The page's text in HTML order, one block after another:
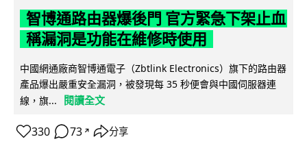
智博通路由器爆後門 官方緊急下架止血
稱漏洞是功能在維修時使用
中國網通廠商智博通電子（Zbtlink Electronics）旗下的路由器
產品爆出嚴重安全漏洞，被發現每 35 秒便會與中國伺服器連
線，旗...
閱讀全文
330 73 ↗ 分享